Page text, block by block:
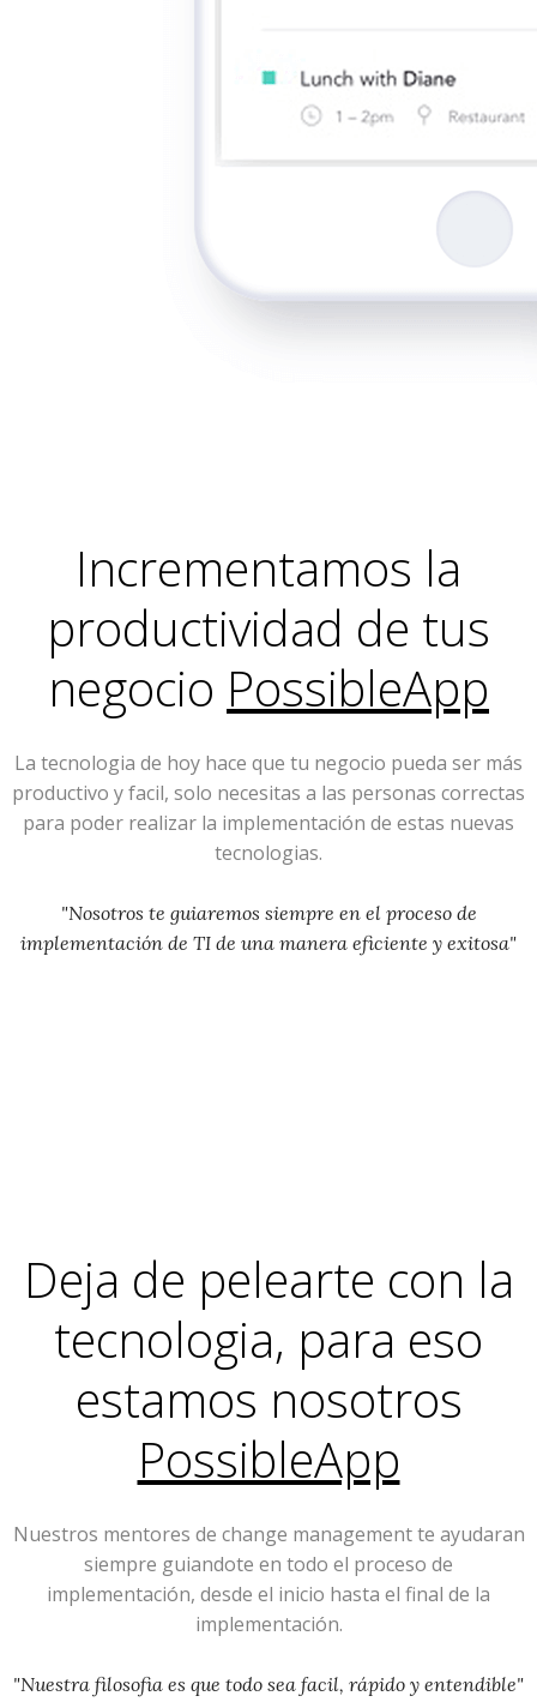
Incrementamos la
productividad de tus
negocio PossibleApp
La tecnologia de hoy hace que tu negocio pueda ser más
productivo y facil, solo necesitas a las personas correctas
para poder realizar la implementación de estas nuevas
tecnologias.
"Nosotros te guiaremos siempre en el proceso de
implementación de TI de una manera eficiente y exitosa"
Deja de pelearte con la
tecnologia, para eso
estamos nosotros
PossibleApp
Nuestros mentores de change management te ayudaran
siempre guiandote en todo el proceso de
implementación, desde el inicio hasta el final de la
implementación.
"Nuestra filosofia es que todo sea facil, rápido y entendible"